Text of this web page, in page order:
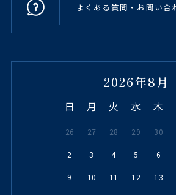
よくある質問・お問い合
2026年8月
日 月 火 水 木
26 27 28 29 30
2 3 4 5 6
9 10 11 12 13